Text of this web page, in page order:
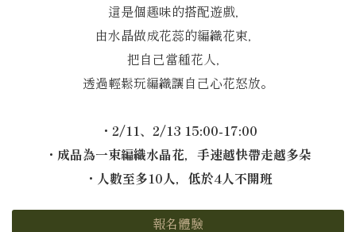
這是個趣味的搭配遊戲，
由水晶做成花蕊的編織花束，
把自己當種花人，
透過輕鬆玩編織讓自己心花怒放。
・2/11、2/13 15:00-17:00
・成品為一束編織水晶花，手速越快帶走越多朵
・人數至多10人，低於4人不開班
報名體驗